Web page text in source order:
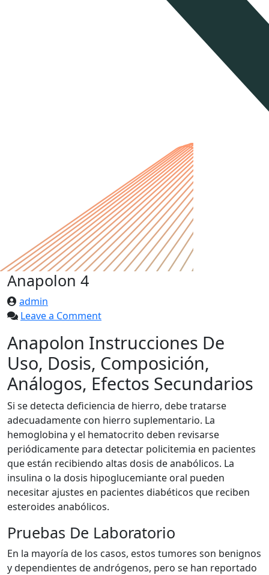
Anapolon 4
admin
Leave a Commenton
4
Anapolon Instrucciones De
Uso, Dosis, Composición,
Análogos, Efectos Secundarios
Si se detecta deficiencia de hierro, debe tratarse
adecuadamente con hierro suplementario. La
hemoglobina y el hematocrito deben revisarse
periódicamente para detectar policitemia en pacientes
que están recibiendo altas dosis de anabólicos. La
insulina o la dosis hipoglucemiante oral pueden
necesitar ajustes en pacientes diabéticos que reciben
esteroides anabólicos.
Pruebas De Laboratorio
En la mayoría de los casos, estos tumores son benignos
y dependientes de andrógenos, pero se han reportado